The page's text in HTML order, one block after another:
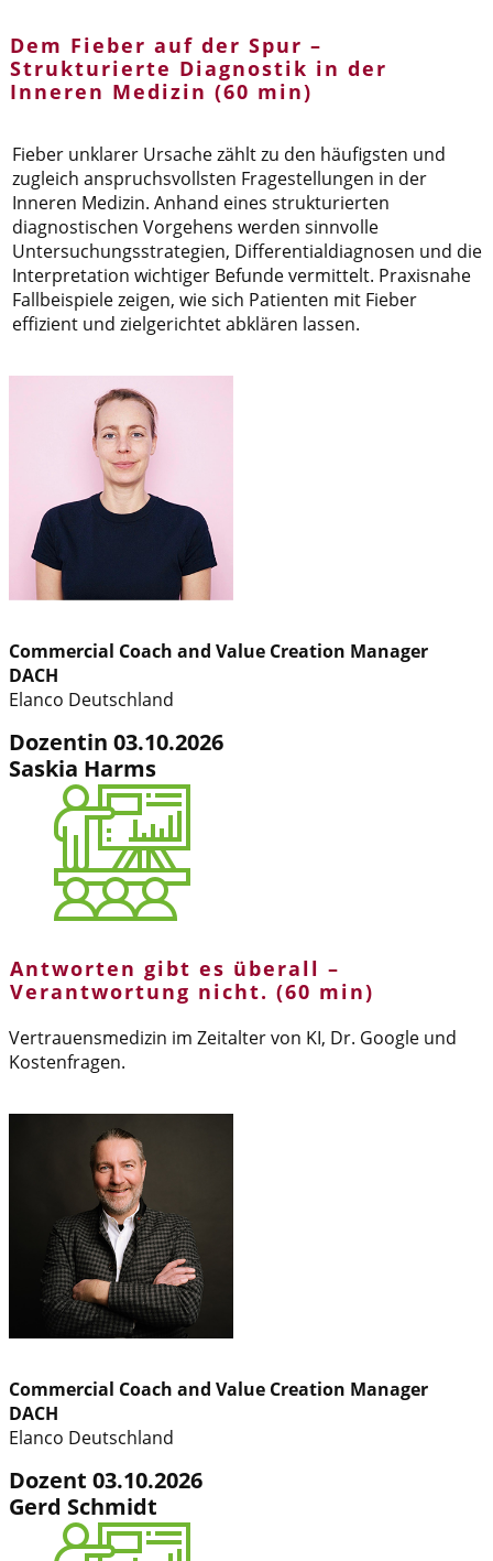
Dem Fieber auf der Spur –
Strukturierte Diagnostik in der
Inneren Medizin (60 min)
Fieber unklarer Ursache zählt zu den häufigsten und
zugleich anspruchsvollsten Fragestellungen in der
Inneren Medizin. Anhand eines strukturierten
diagnostischen Vorgehens werden sinnvolle
Untersuchungsstrategien, Differentialdiagnosen und die
Interpretation wichtiger Befunde vermittelt. Praxisnahe
Fallbeispiele zeigen, wie sich Patienten mit Fieber
effizient und zielgerichtet abklären lassen.
Commercial Coach and Value Creation Manager
DACH
Elanco Deutschland
Dozentin 03.10.2026
Saskia Harms
Antworten gibt es überall –
Verantwortung nicht. (60 min)
Vertrauensmedizin im Zeitalter von KI, Dr. Google und
Kostenfragen.
Commercial Coach and Value Creation Manager
DACH
Elanco Deutschland
Dozent 03.10.2026
Gerd Schmidt